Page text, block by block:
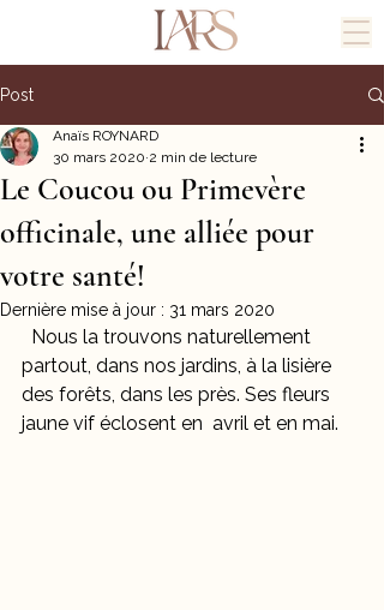
Post
Le Coucou ou Primevère
officinale, une alliée pour
votre santé!
Anaïs ROYNARD
30 mars 2020 2 min de lecture
Dernière mise à jour : 31 mars 2020
partout, dans nos jardins, à la lisière
des forêts, dans les près. Ses fleurs
jaune vif éclosent en  avril et en mai.